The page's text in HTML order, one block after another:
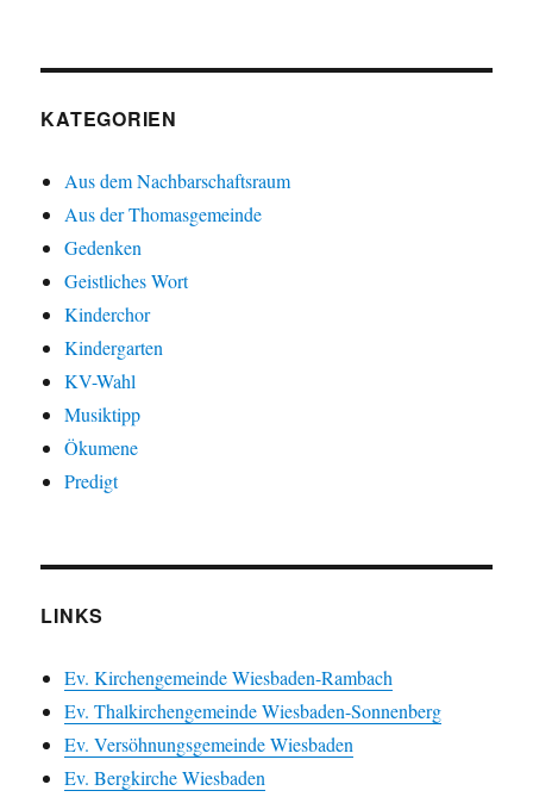
KATEGORIEN
Aus dem Nachbarschaftsraum
Aus der Thomasgemeinde
Gedenken
Geistliches Wort
Kinderchor
Kindergarten
KV-Wahl
Musiktipp
Ökumene
Predigt
LINKS
Ev. Kirchengemeinde Wiesbaden-Rambach
Ev. Thalkirchengemeinde Wiesbaden-Sonnenberg
Ev. Versöhnungsgemeinde Wiesbaden
Ev. Bergkirche Wiesbaden